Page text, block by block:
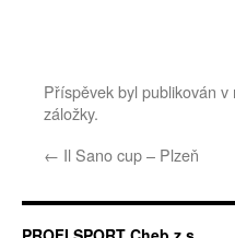
Příspěvek byl publikován v
záložky.
← Il Sano cup – Plzeň